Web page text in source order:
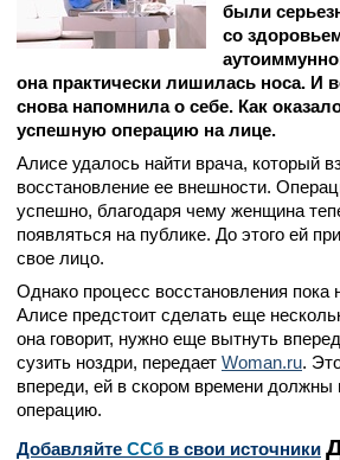
были
со
она практически лишилась носа. И
снова напомнила о себе. Как
успешную операцию на лице.
Алисе удалось найти врача, который
восстановление ее внешности.
успешно, благодаря чему женщина
появляться на публике. До этого ей
свое лицо.
Однако процесс восстановления пока
Алисе предстоит сделать еще
она говорит, нужно еще вытнуть
сузить ноздри, передает Woman.ru.
впереди, ей в скором времени должны
операцию.
Добавляйте CСб в свои источники